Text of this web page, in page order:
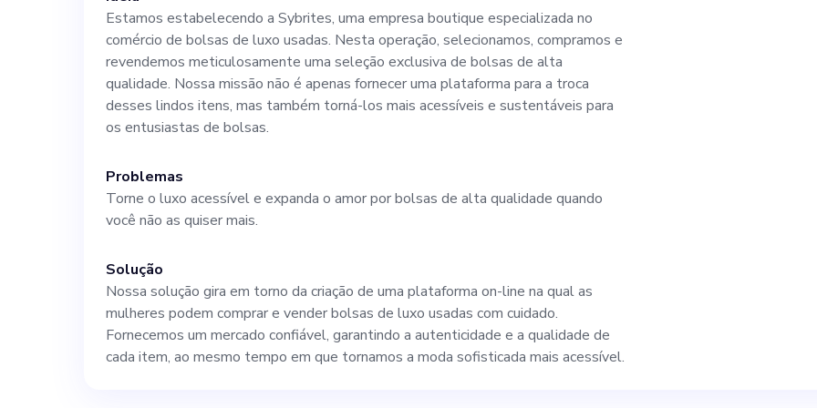
desenvolver uma equipe de alto
Desenvolva estratégias para
nas lojas e maximizar os lucros Qualificações: -
Pelo menos 5 anos de experiência
varejo, preferencialmente no setor de
conhecimento da indústria da moda,
especificamente do setor de luxo - Excelente
Estamos estabelecendo a Sybrites, uma empresa boutique especializada no
comércio de bolsas de luxo usadas. Nesta operação, selecionamos, compramos e
revendemos meticulosamente uma seleção exclusiva de bolsas de alta
qualidade. Nossa missão não é apenas fornecer uma plataforma para a troca
desses lindos itens, mas também torná-los mais acessíveis e sustentáveis para
os entusiastas de bolsas.
Problemas
Torne o luxo acessível e expanda o amor por bolsas de alta qualidade quando
você não as quiser mais.
Solução
Nossa solução gira em torno da criação de uma plataforma on-line na qual as
mulheres podem comprar e vender bolsas de luxo usadas com cuidado.
Fornecemos um mercado confiável, garantindo a autenticidade e a qualidade de
cada item, ao mesmo tempo em que tornamos a moda sofisticada mais acessível.